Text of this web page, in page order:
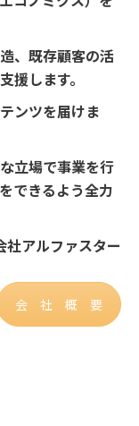
、既存顧客の活
援します。
ンツを届けま
立場で事業を行
できるよう全力
社アルファスター
会 社 概 要